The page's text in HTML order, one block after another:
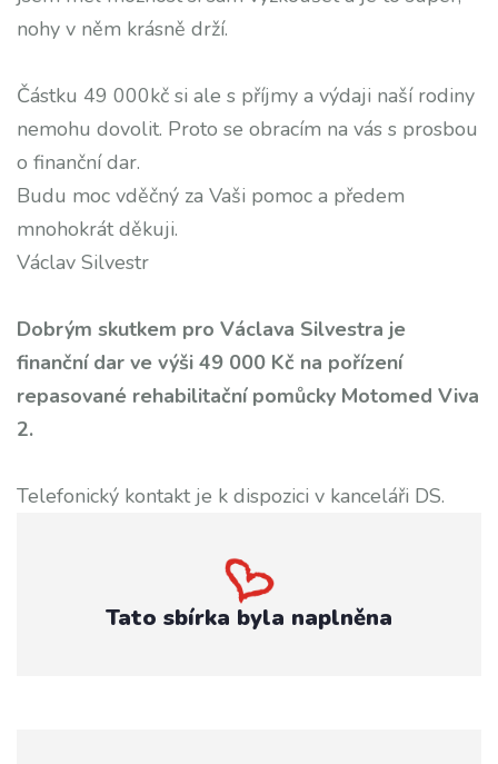
nohy v něm krásně drží.
Částku 49 000kč si ale s příjmy a výdaji naší rodiny
nemohu dovolit. Proto se obracím na vás s prosbou
o finanční dar.
Budu moc vděčný za Vaši pomoc a předem
mnohokrát děkuji.
Václav Silvestr
Dobrým skutkem pro Václava Silvestra je
finanční dar ve výši 49 000 Kč na pořízení
repasované rehabilitační pomůcky Motomed Viva
2.
Telefonický kontakt je k dispozici v kanceláři DS.
Tato sbírka byla naplněna